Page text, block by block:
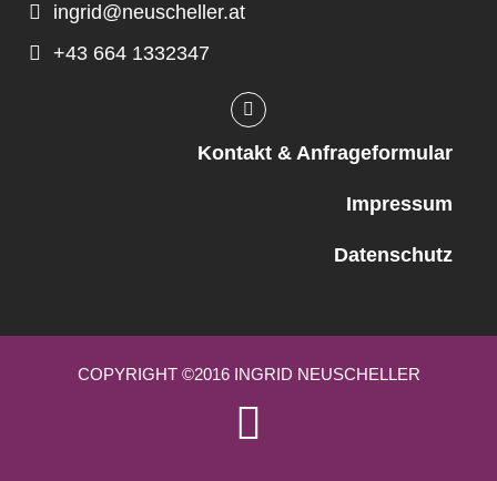
ingrid@neuscheller.at
+43 664 1332347
Kontakt & Anfrageformular
Impressum
Datenschutz
COPYRIGHT ©2016 INGRID NEUSCHELLER